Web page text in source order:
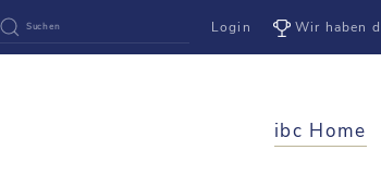
Login Wir haben
ibc Home